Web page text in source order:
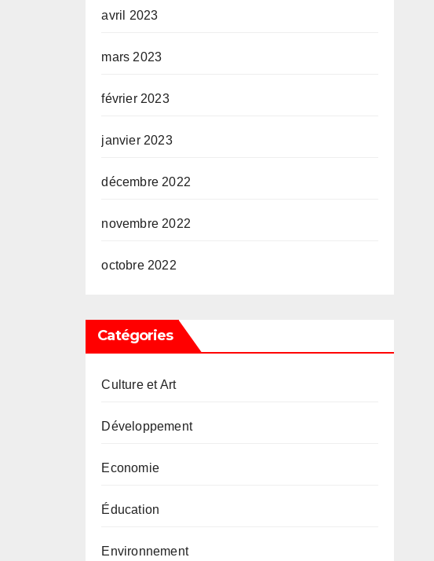
avril 2023
mars 2023
février 2023
janvier 2023
décembre 2022
novembre 2022
octobre 2022
Catégories
Culture et Art
Développement
Economie
Éducation
Environnement